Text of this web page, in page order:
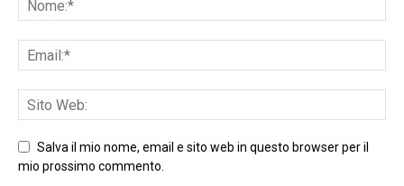
Salva il mio nome, email e sito web in questo browser per il
mio prossimo commento.